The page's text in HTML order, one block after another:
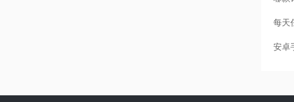
每天
安卓